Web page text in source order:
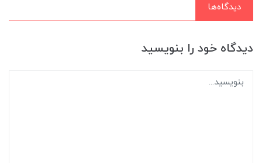
دیدگاه‌ها
دیدگاه خود را بنویسید